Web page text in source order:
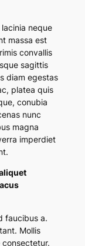
neque
massa est
convallis
sagittis
diam egestas
platea quis
conubia
nunc
magna
imperdiet
faucibus a.
Mollis